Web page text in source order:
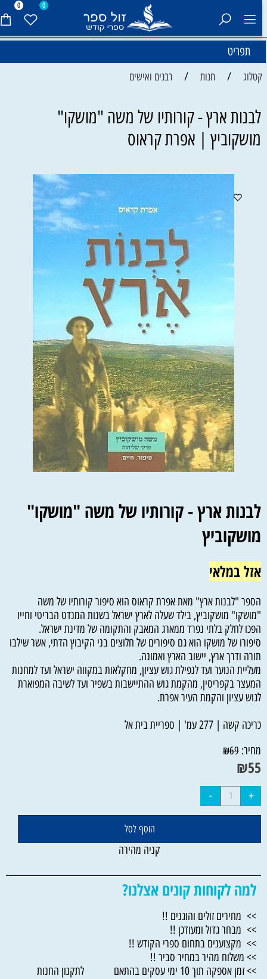
0 0
תפריט
קטלוג / חנות / רבנים ואישים
לבנות ארץ - קורותיו של משה "מושקו"
מושקוביץ | אפרת קראוס
לבנות ארץ - קורותיו של משה "מושקו"
מושקוביץ
אזל במלאי
הספר "לבנות ארץ" מאת אפרת קראוס הוא סיפור קורותיו של משה
"מושקו" מושקוביץ, בילד שעלה לארץ ישראל בשנות המנדט הבריטי וחייו
הפכו לחלק בלתי נפרד ממארג המאבק והתקומה של מדינת ישראל.
סיפורו של מושקו הוא גם סיפורים של חלוצים בני הקיבוץ הדתי, אשר שילבו
תורה ודרך ארץ, יישוב הארץ ואמונה.
מעליית הנוער ועד לנפילת גוש עציון, מחקלאות במקווה ישראל ועד למחנות
המעצר בקפריסין, מהקמת גוש ההתיישבות בשפיר ועד לשיבה המפוארת
לגוש עציון והקמת העיר אפרת.
כריכה קשה | 277 עמ' | ספריית בית אל
מחיר:
₪69
₪55
הוסף לסל
קניה מהירה
למה לקוחות קונים אצלנו?
>> מחירים זולים והוגנים !!
>> מבחר גדול ומעודכן !!
>> מקצוענים בתחום ספרי הקודש !!
>> משלוח מהיר במחיר סביר !!
>> זמן אספקה תוך 10 ימי עסקים בהתאם לתקנון החנות